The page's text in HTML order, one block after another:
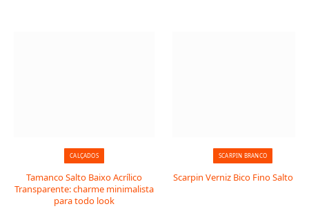
CALÇADOS
Tamanco Salto Baixo Acrílico
Transparente: charme minimalista
para todo look
SCARPIN BRANCO
Scarpin Verniz Bico Fino Salto